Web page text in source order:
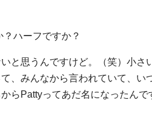
ハーフですか？
と思うんですけど。（笑）小さ
、みんなから言われていて、い
らPattyってあだ名になったんで